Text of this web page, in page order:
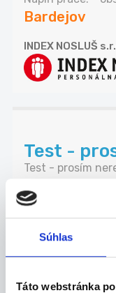
Súhlas
Táto webstránka
Bardejov
INDEX NOSLUŠ
Test -
Test - prosím
Petra Budinská